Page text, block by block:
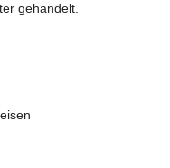
gehandelt.